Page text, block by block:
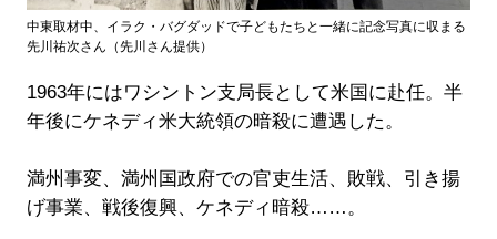
中東取材中、イラク・バグダッドで子どもたちと一緒に記念写真に収まる
先川祐次さん（先川さん提供）
1963年にはワシントン支局長として米国に赴任。半
年後にケネディ米大統領の暗殺に遭遇した。
満州事変、満州国政府での官吏生活、敗戦、引き揚
げ事業、戦後復興、ケネディ暗殺……。